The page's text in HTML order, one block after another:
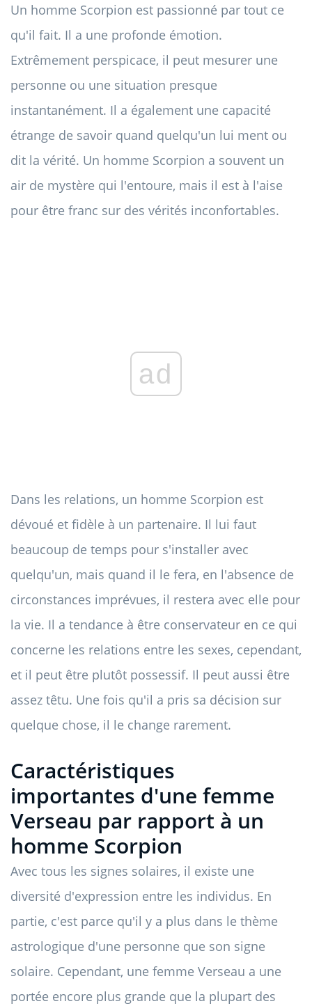
Un homme Scorpion est passionné par tout ce
qu'il fait. Il a une profonde émotion.
Extrêmement perspicace, il peut mesurer une
personne ou une situation presque
instantanément. Il a également une capacité
étrange de savoir quand quelqu'un lui ment ou
dit la vérité. Un homme Scorpion a souvent un
air de mystère qui l'entoure, mais il est à l'aise
pour être franc sur des vérités inconfortables.
ad
Dans les relations, un homme Scorpion est
dévoué et fidèle à un partenaire. Il lui faut
beaucoup de temps pour s'installer avec
quelqu'un, mais quand il le fera, en l'absence de
circonstances imprévues, il restera avec elle pour
la vie. Il a tendance à être conservateur en ce qui
concerne les relations entre les sexes, cependant,
et il peut être plutôt possessif. Il peut aussi être
assez têtu. Une fois qu'il a pris sa décision sur
quelque chose, il le change rarement.
Caractéristiques
importantes d'une femme
Verseau par rapport à un
homme Scorpion
Avec tous les signes solaires, il existe une
diversité d'expression entre les individus. En
partie, c'est parce qu'il y a plus dans le thème
astrologique d'une personne que son signe
solaire. Cependant, une femme Verseau a une
portée encore plus grande que la plupart des